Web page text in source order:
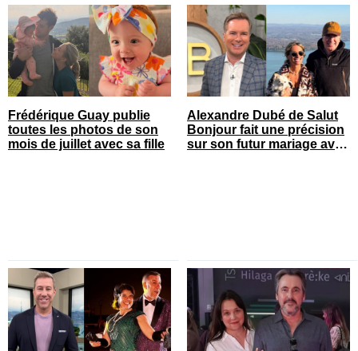
Frédérique Guay publie
toutes les photos de son
mois de juillet avec sa fille
Alexandre Dubé de Salut
Bonjour fait une précision
sur son futur mariage avec